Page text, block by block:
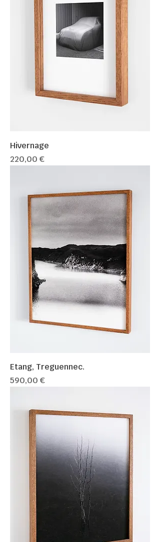
Hivernage
Prix
220,00 €
Etang, Treguennec.
Prix
590,00 €